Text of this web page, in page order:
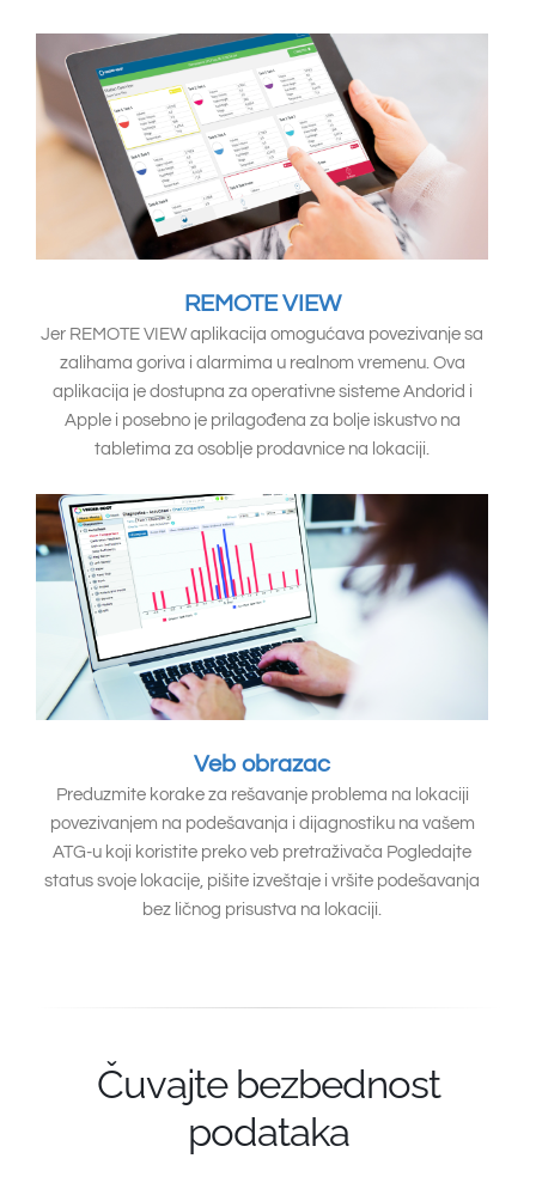
REMOTE VIEW
Jer REMOTE VIEW aplikacija omogućava povezivanje sa
zalihama goriva i alarmima u realnom vremenu. Ova
aplikacija je dostupna za operativne sisteme Andorid i
Apple i posebno je prilagođena za bolje iskustvo na
tabletima za osoblje prodavnice na lokaciji.
Veb obrazac
Preduzmite korake za rešavanje problema na lokaciji
povezivanjem na podešavanja i dijagnostiku na vašem
ATG-u koji koristite preko veb pretraživača Pogledajte
status svoje lokacije, pišite izveštaje i vršite podešavanja
bez ličnog prisustva na lokaciji.
Čuvajte bezbednost
podataka